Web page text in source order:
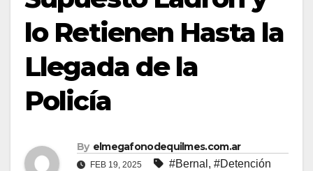
lo Retienen Hasta la
Llegada de la
Policía
By elmegafonodequilmes.com.ar
FEB 19, 2025 #Bernal , #Detención